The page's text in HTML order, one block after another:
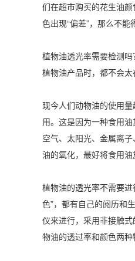
们在超市购买的花生油
色出现“偏差”，那么不
植物油透光率需要检测
植物油产品时，都不会
现今人们动物油的使用
用。这是因为一种食用
空气、太阳光、金属离
油的氧化，最好将食用油
植物油的透光率不需要
色”，都有自己的阅历和
仪来进行，采用非接触
物油的透过率和颜色两种